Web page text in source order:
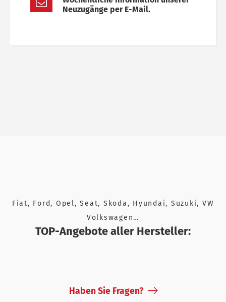
Neuzugänge per E-Mail.
Fiat, Ford, Opel, Seat, Skoda, Hyundai, Suzuki, VW
Volkswagen…
TOP-Angebote aller Hersteller:
Haben Sie Fragen?